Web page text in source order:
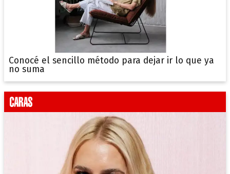
Conocé el sencillo método para dejar ir lo que ya
no suma